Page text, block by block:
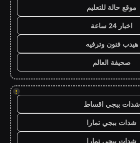
موقع حالة للتعليم
اخبار 24 ساعة
هيدب فنون وترفيه
صحيفة العالم
!
شدات ببجي اقساط
شدات ببجي تمارا
شدات ببجي تمارا